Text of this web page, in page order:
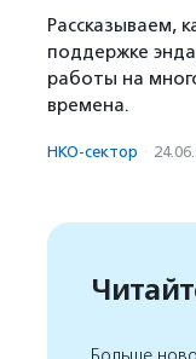
Рассказываем,
поддержке
работы на
времена.
НКО-сектор ·